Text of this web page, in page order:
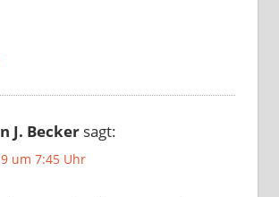
J. Becker sagt:
um 7:45 Uhr